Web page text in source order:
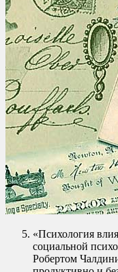
«Психология
социальной
Робертом